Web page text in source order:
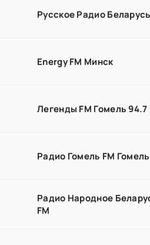
Русское Радио Беларусь
Energy FM Минск
Легенды FM Гомель 94.7
Радио Гомель FM Гомель
Радио Народное
FM